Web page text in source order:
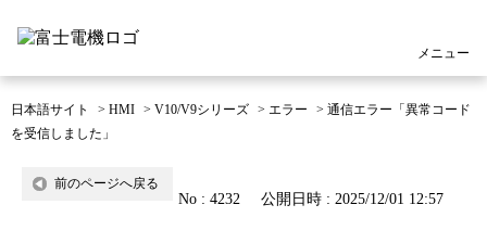
メニュー
日本語サイト > HMI > V10/V9シリーズ > エラー > 通信エラー「異常コード
を受信しました」
前のページへ戻る
No : 4232 公開日時 : 2025/12/01 12:57